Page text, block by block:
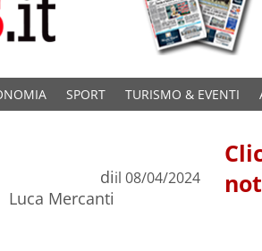
SPORT TURISMO & EVENTI
di
Luca Mercanti
il 08/04/2024